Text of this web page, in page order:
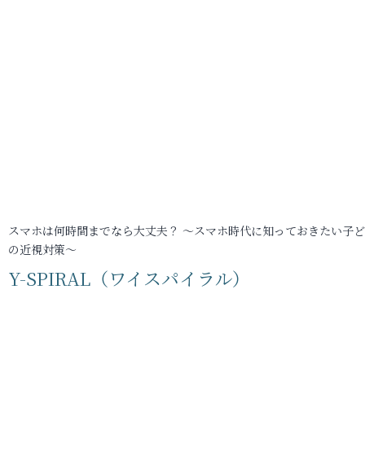
スマホは何時間までなら大丈夫？ ～スマホ時代に知っておきたい子
の近視対策～
Y-SPIRAL（ワイスパイラル）